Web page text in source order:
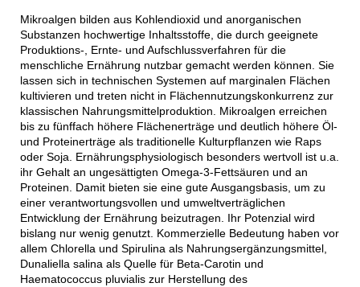
Mikroalgen bilden aus Kohlendioxid und anorganischen
Substanzen hochwertige Inhaltsstoffe, die durch geeignete
Produktions-, Ernte- und Aufschlussverfahren für die
menschliche Ernährung nutzbar gemacht werden können. Sie
lassen sich in technischen Systemen auf marginalen Flächen
kultivieren und treten nicht in Flächennutzungskonkurrenz zur
klassischen Nahrungsmittelproduktion. Mikroalgen erreichen
bis zu fünffach höhere Flächenerträge und deutlich höhere Öl-
und Proteinerträge als traditionelle Kulturpflanzen wie Raps
oder Soja. Ernährungsphysiologisch besonders wertvoll ist u.a.
ihr Gehalt an ungesättigten Omega-3-Fettsäuren und an
Proteinen. Damit bieten sie eine gute Ausgangsbasis, um zu
einer verantwortungsvollen und umweltverträglichen
Entwicklung der Ernährung beizutragen. Ihr Potenzial wird
bislang nur wenig genutzt. Kommerzielle Bedeutung haben vor
allem Chlorella und Spirulina als Nahrungsergänzungsmittel,
Dunaliella salina als Quelle für Beta-Carotin und
Haematococcus pluvialis zur Herstellung des